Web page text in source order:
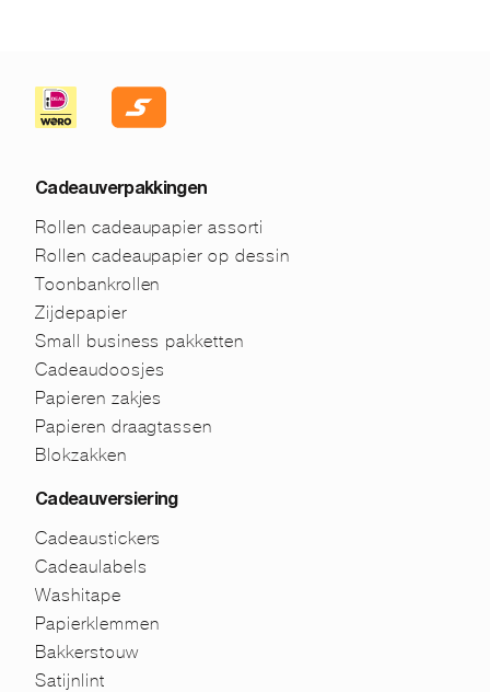
Cadeauverpakkingen
Rollen cadeaupapier assorti
Rollen cadeaupapier op dessin
Toonbankrollen
Zijdepapier
Small business pakketten
Cadeaudoosjes
Papieren zakjes
Papieren draagtassen
Blokzakken
Cadeauversiering
Cadeaustickers
Cadeaulabels
Washitape
Papierklemmen
Bakkerstouw
Satijnlint